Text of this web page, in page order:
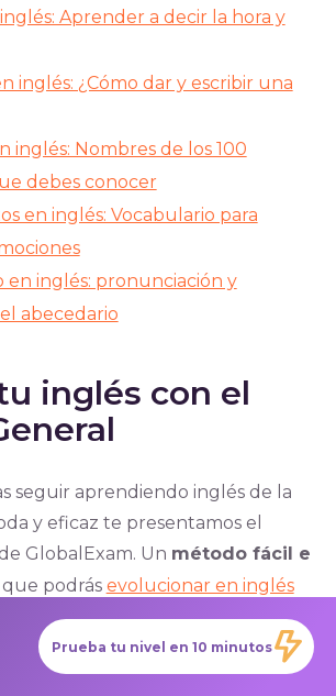
Aprender a decir la hora y
inglés: ¿Cómo dar y escribir una
inglés: Nombres de los 100
debes conocer
en inglés: Vocabulario para
en inglés: pronunciación y
abecedario
inglés con el
seguir aprendiendo inglés de la
y eficaz te presentamos el
GlobalExam. Un método fácil e
podrás evolucionar en inglés
desde donde tú quieras y a partir
Prueba tu nivel en 10 minutos